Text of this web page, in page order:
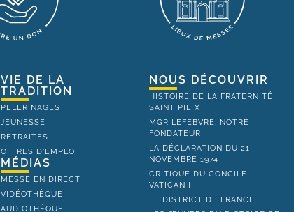
VIE DE LA
TRADITION
PELERINAGES
JEUNESSE
RETRAITES
OFFRES D'EMPLOI
MÉDIAS
MESSE EN DIRECT
VIDÉOTHÈQUE
AUDIOTHÈQUE
NOUS DÉCOUVRIR
HISTOIRE DE LA FRATERNITÉ
SAINT PIE X
MGR LEFEBVRE, NOTRE
FONDATEUR
LA DÉCLARATION DU 21
NOVEMBRE 1974
CRITIQUE DU CONCILE
VATICAN II
LE DISTRICT DE FRANCE